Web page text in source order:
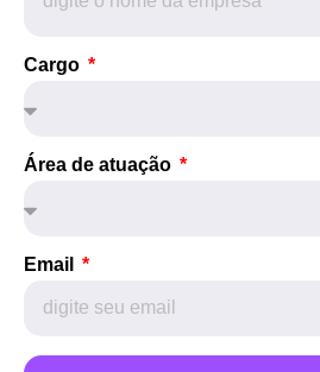
Cargo
Área de atuação
Email